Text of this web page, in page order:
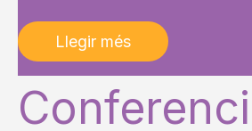
Llegir més